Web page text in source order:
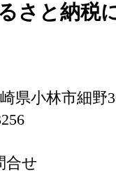
さと納税
県小林市細野
合せ